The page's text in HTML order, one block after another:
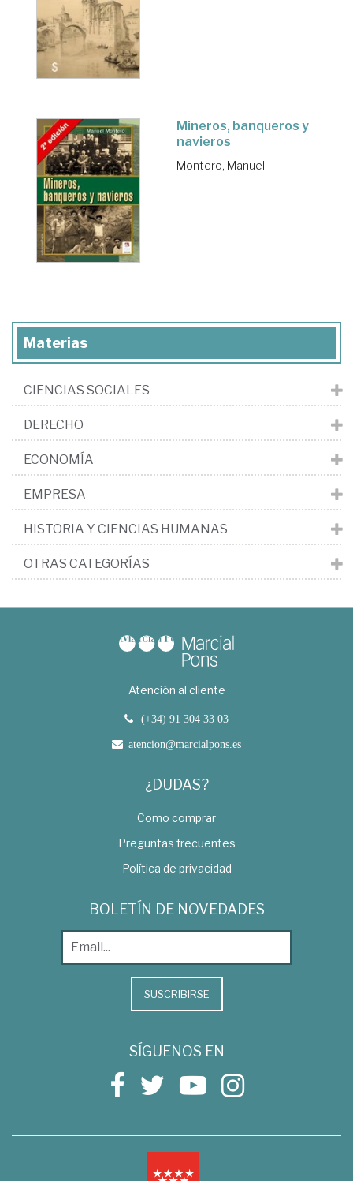
Mineros, banqueros y
navieros
Montero, Manuel
Materias
CIENCIAS SOCIALES
DERECHO
ECONOMÍA
EMPRESA
HISTORIA Y CIENCIAS HUMANAS
OTRAS CATEGORÍAS
Atención al cliente
(+34) 91 304 33 03
atencion@marcialpons.es
¿DUDAS?
Como comprar
Preguntas frecuentes
Política de privacidad
BOLETÍN DE NOVEDADES
SUSCRIBIRSE
SÍGUENOS EN